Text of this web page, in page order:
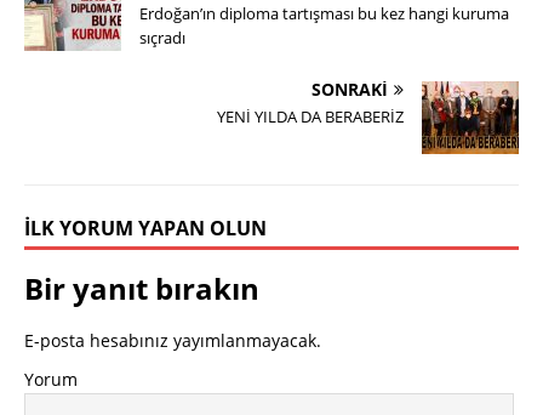
Erdoğan’ın diploma tartışması bu kez hangi kuruma
sıçradı
SONRAKI
YENİ YILDA DA BERABERİZ
İLK YORUM YAPAN OLUN
Bir yanıt bırakın
E-posta hesabınız yayımlanmayacak.
Yorum